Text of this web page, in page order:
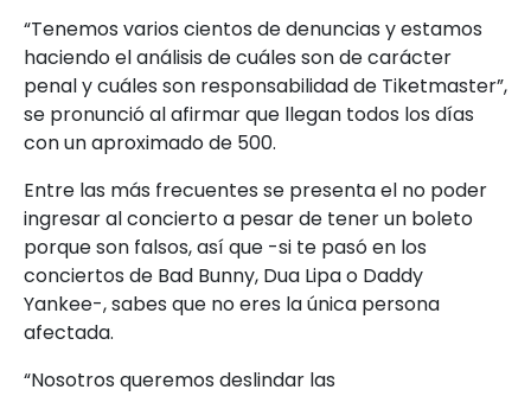
“Tenemos varios cientos de denuncias y estamos
haciendo el análisis de cuáles son de carácter
penal y cuáles son responsabilidad de Tiketmaster”,
se pronunció al afirmar que llegan todos los días
con un aproximado de 500.
Entre las más frecuentes se presenta el no poder
ingresar al concierto a pesar de tener un boleto
porque son falsos, así que -si te pasó en los
conciertos de Bad Bunny, Dua Lipa o Daddy
Yankee-, sabes que no eres la única persona
afectada.
“Nosotros queremos deslindar las